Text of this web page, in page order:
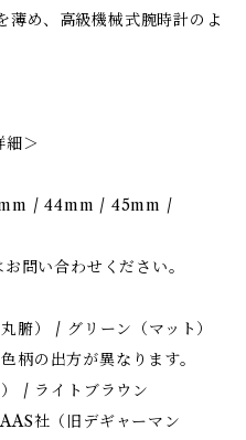
め、高級機械式腕時計のよ
＞
/ 44mm / 45mm /
い合わせください。
腑） / グリーン（マット）
柄の出方が異なります。
/ ライトブラウン
社（旧デギャーマン